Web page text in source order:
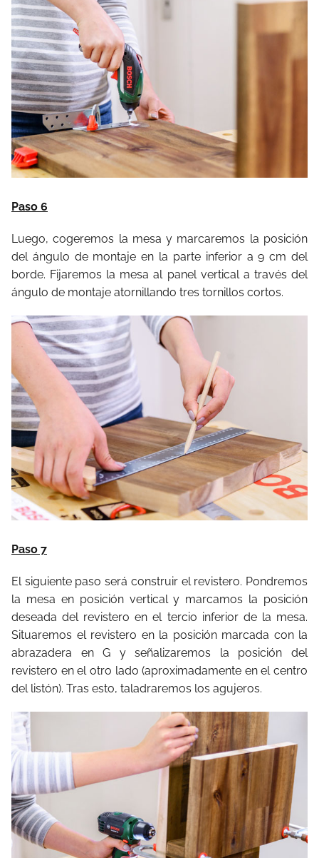
Paso 6
Luego, cogeremos la mesa y marcaremos la posición
del ángulo de montaje en la parte inferior a 9 cm del
borde. Fijaremos la mesa al panel vertical a través del
ángulo de montaje atornillando tres tornillos cortos.
Paso 7
El siguiente paso será construir el revistero. Pondremos
la mesa en posición vertical y marcamos la posición
deseada del revistero en el tercio inferior de la mesa.
Situaremos el revistero en la posición marcada con la
abrazadera en G y señalizaremos la posición del
revistero en el otro lado (aproximadamente en el centro
del listón). Tras esto, taladraremos los agujeros.